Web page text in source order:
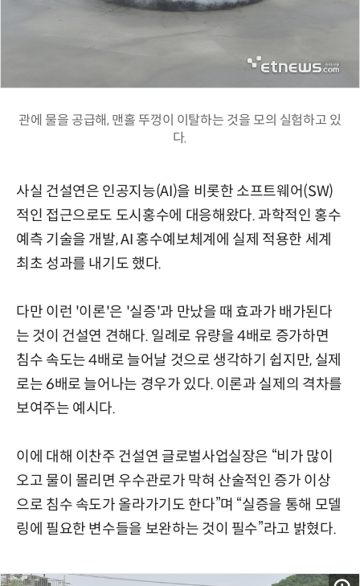
관에 물을 공급해, 맨홀 뚜껑이 이탈하는 것을 모의 실험하고 있
다.
사실 건설연은 인공지능(AI)을 비롯한 소프트웨어(SW)
적인 접근으로도 도시홍수에 대응해왔다. 과학적인 홍수
예측 기술을 개발, AI 홍수예보체계에 실제 적용한 세계
최초 성과를 내기도 했다.
다만 이런 '이론'은 '실증'과 만났을 때 효과가 배가된다
는 것이 건설연 견해다. 일례로 유량을 4배로 증가하면
침수 속도는 4배로 늘어날 것으로 생각하기 쉽지만, 실제
로는 6배로 늘어나는 경우가 있다. 이론과 실제의 격차를
보여주는 예시다.
이에 대해 이찬주 건설연 글로벌사업실장은 “비가 많이
오고 물이 몰리면 우수관로가 막혀 산술적인 증가 이상
으로 침수 속도가 올라가기도 한다”며 “실증을 통해 모델
링에 필요한 변수들을 보완하는 것이 필수”라고 밝혔다.